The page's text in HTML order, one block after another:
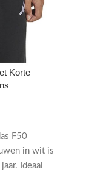
Korte
F50
in wit is
Ideaal